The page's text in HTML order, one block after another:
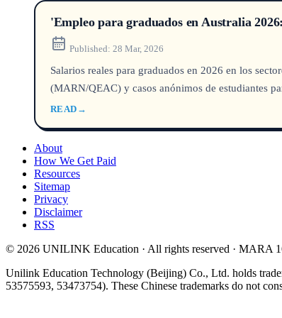
'Empleo para graduados en Australia
Published: 28 Mar, 2026
Salarios reales para graduados en 2026 en los
(MARN/QEAC) y casos anónimos de estudiantes
READ →
About
How We Get Paid
Resources
Sitemap
Privacy
Disclaimer
RSS
© 2026 UNILINK Education · All rights reserved · MARA
Unilink Education Technology (Beijing) Co., Ltd. holds
53575593, 53473754). These Chinese trademarks do not